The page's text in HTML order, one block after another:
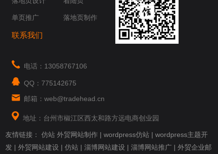
单页推广 落地页制作
联系我们
电话：13058767106
QQ：775142675
邮箱：web@tradehead.cn
地址：台州市椒江区西太和路方远电商创业园
友情链接：仿站 外贸网站制作 |wordpress仿站 |wordpress主题开
发 |外贸网站建设 |仿站 |淄博网站建设 |淄博网站推广 |外贸企业邮